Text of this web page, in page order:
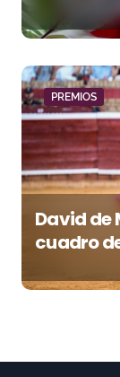
«Todas
quieren
PREMIOS
David de
cuadro